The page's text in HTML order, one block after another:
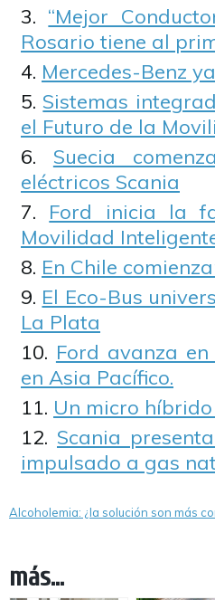
“Mejor
Rosario tiene al
Mercedes-Benz
Sistemas
el Futuro de la
Suecia
eléctricos Scania
Ford inicia la
Movilidad
En Chile
El Eco-Bus
La Plata
Ford avanza
en Asia Pacífico.
Un micro
Scania
impulsado a gas
Alcoholemia: ¿la solución son más
más...